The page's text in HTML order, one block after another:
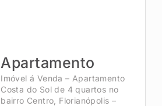
Apartamento
Imóvel á Venda – Apartamento
Costa do Sol de 4 quartos no
bairro Centro, Florianópolis –